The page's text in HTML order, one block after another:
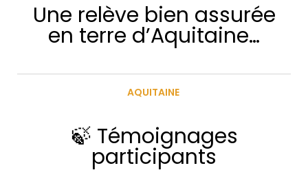
Une relève bien assurée
en terre d’Aquitaine…
AQUITAINE
🍃 Témoignages
participants